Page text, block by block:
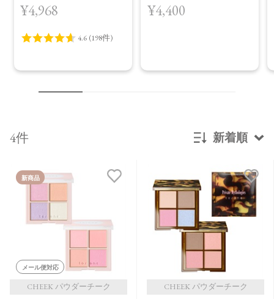
¥4,968
AW Collection＞EX04
¥4,400
4件 新着順
発売日順
価格が安い
価格が高い
レビュー評価が高い順
新商品
メール便対応
CHEEK パウダーチーク CHEEK パウダーチーク